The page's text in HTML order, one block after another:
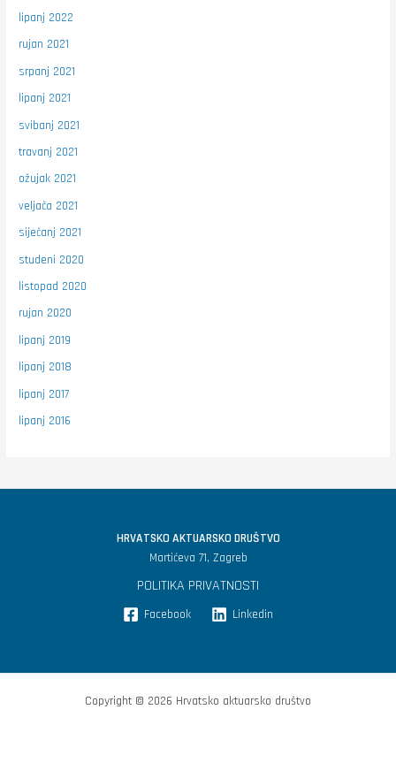
lipanj 2022
rujan 2021
srpanj 2021
lipanj 2021
svibanj 2021
travanj 2021
ožujak 2021
veljača 2021
siječanj 2021
studeni 2020
listopad 2020
rujan 2020
lipanj 2019
lipanj 2018
lipanj 2017
lipanj 2016
HRVATSKO AKTUARSKO DRUŠTVO
Martićeva 71, Zagreb
POLITIKA PRIVATNOSTI
Facebook Linkedin
Copyright © 2026 Hrvatsko aktuarsko društvo